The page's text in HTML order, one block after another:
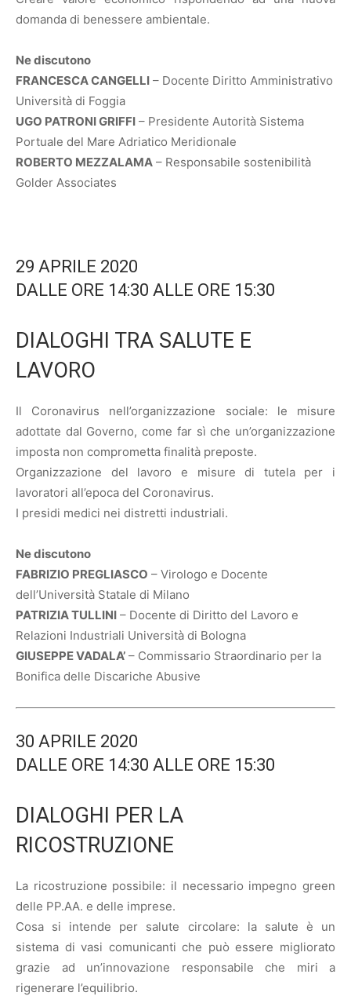
domanda di benessere ambientale.
Ne discutono
FRANCESCA CANGELLI – Docente Diritto Amministrativo
Università di Foggia
UGO PATRONI GRIFFI – Presidente Autorità Sistema
Portuale del Mare Adriatico Meridionale
ROBERTO MEZZALAMA – Responsabile sostenibilità
Golder Associates
29 APRILE 2020
DALLE ORE 14:30 ALLE ORE 15:30
DIALOGHI TRA SALUTE E
LAVORO
Il Coronavirus nell’organizzazione sociale: le misure
adottate dal Governo, come far sì che un’organizzazione
imposta non comprometta finalità preposte.
Organizzazione del lavoro e misure di tutela per i
lavoratori all’epoca del Coronavirus.
I presidi medici nei distretti industriali.
Ne discutono
FABRIZIO PREGLIASCO – Virologo e Docente
dell’Università Statale di Milano
PATRIZIA TULLINI – Docente di Diritto del Lavoro e
Relazioni Industriali Università di Bologna
GIUSEPPE VADALA’ – Commissario Straordinario per la
Bonifica delle Discariche Abusive
30 APRILE 2020
DALLE ORE 14:30 ALLE ORE 15:30
DIALOGHI PER LA
RICOSTRUZIONE
La ricostruzione possibile: il necessario impegno green
delle PP.AA. e delle imprese.
Cosa si intende per salute circolare: la salute è un
sistema di vasi comunicanti che può essere migliorato
grazie ad un’innovazione responsabile che miri a
rigenerare l’equilibrio.